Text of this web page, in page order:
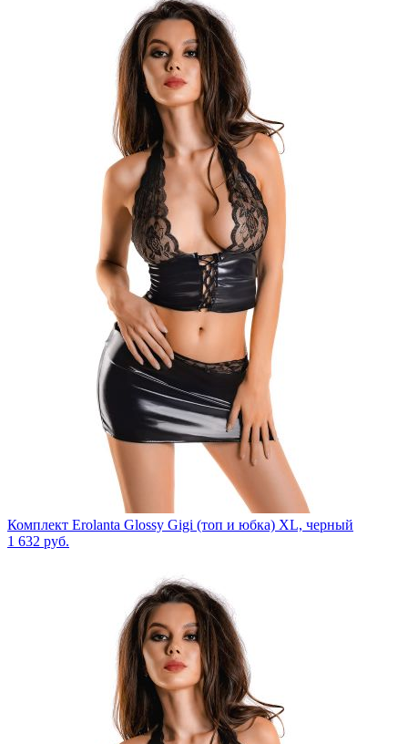
Комплект Erolanta Glossy Gigi (топ и юбка) XL, черный
1 632 руб.